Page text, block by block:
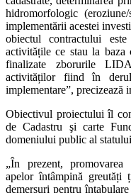
hidromorfologic
implementării acestei
obiectul contractului
activitățile ce stau la baza
finalizate zborurile
activităților fiind în
implementare”, precizează
Obiectivul proiectului îl
de Cadastru şi carte
domeniului public al
„În prezent,
apelor întâmpină greutăți
demersuri pentru